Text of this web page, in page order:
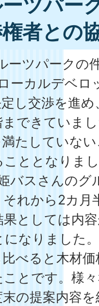
ツパー
者との
ーツパークの
ーカルデベ
し交渉を進
できていま
たしていな
ととなりま
バスさんのグ
れから2カ月
としては内
なりました
べると木材
とです。様
の提案内容